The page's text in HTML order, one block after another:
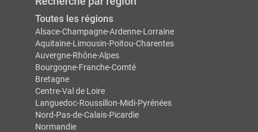
Toutes les régions
Alsace-Champagne-Ardenne-Lorraine
Aquitaine-Limousin-Poitou-Charentes
Auvergne-Rhône-Alpes
Bourgogne-Franche-Comté
Bretagne
Centre-Val de Loire
Languedoc-Roussillon-Midi-Pyrénées
Nord-Pas-de-Calais-Picardie
Normandie